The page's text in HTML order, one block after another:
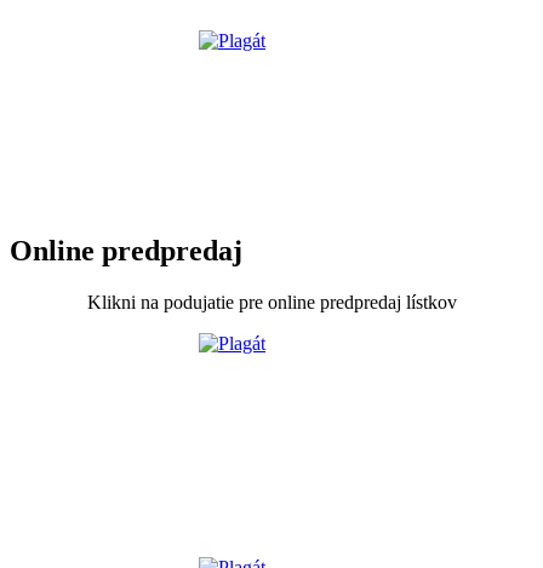
Online predpredaj
Klikni na podujatie pre online predpredaj lístkov